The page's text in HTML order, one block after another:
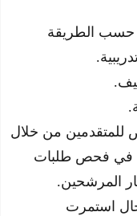
حسب الطريقة
للمتقدمين من خلال
في فحص طلبات
المرشحين.
استمرت